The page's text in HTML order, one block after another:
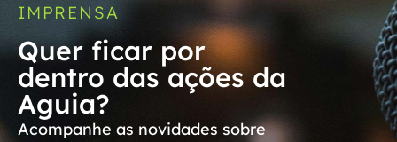
IMPRENSA
Quer ficar por
dentro das ações da
Aguia?
Acompanhe as novidades sobre